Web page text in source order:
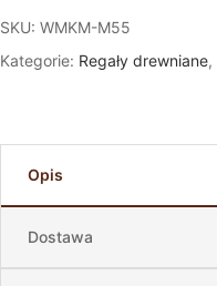
SKU: WMKM-M55
Kategorie: Regały drewniane,
Opis
Dostawa